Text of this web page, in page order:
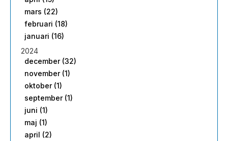
mars (22)
februari (18)
januari (16)
2024
december (32)
november (1)
oktober (1)
september (1)
juni (1)
maj (1)
april (2)